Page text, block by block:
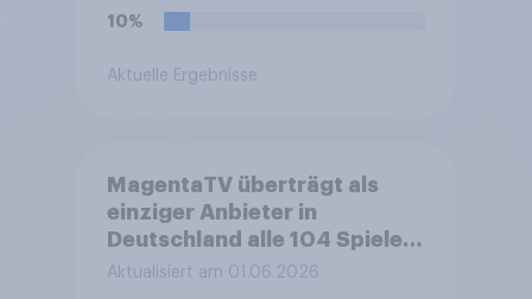
10%
Aktuelle Ergebnisse
MagentaTV überträgt als
einziger Anbieter in
Deutschland alle 104 Spiele
der Fußball-
Aktualisiert am 01.06.2026